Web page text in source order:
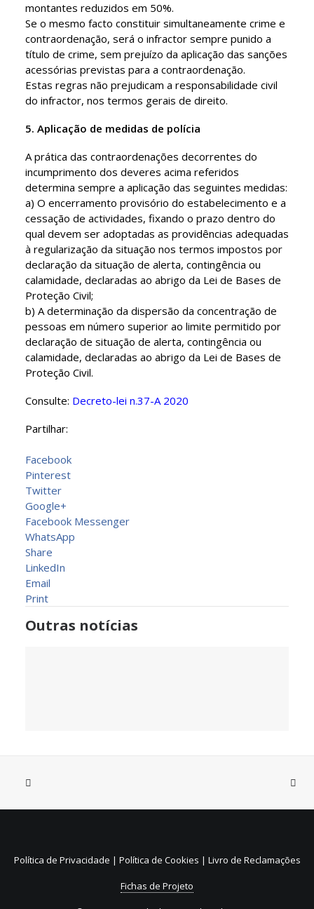
montantes reduzidos em 50%.
Se o mesmo facto constituir simultaneamente crime e
contraordenação, será o infractor sempre punido a
título de crime, sem prejuízo da aplicação das sanções
acessórias previstas para a contraordenação.
Estas regras não prejudicam a responsabilidade civil
do infractor, nos termos gerais de direito.
5. Aplicação de medidas de polícia
A prática das contraordenações decorrentes do
incumprimento dos deveres acima referidos
determina sempre a aplicação das seguintes medidas:
a) O encerramento provisório do estabelecimento e a
cessação de actividades, fixando o prazo dentro do
qual devem ser adoptadas as providências adequadas
à regularização da situação nos termos impostos por
declaração da situação de alerta, contingência ou
calamidade, declaradas ao abrigo da Lei de Bases de
Proteção Civil;
b) A determinação da dispersão da concentração de
pessoas em número superior ao limite permitido por
declaração de situação de alerta, contingência ou
calamidade, declaradas ao abrigo da Lei de Bases de
Proteção Civil.
Consulte: Decreto-lei n.37-A 2020
Partilhar:
Facebook
Pinterest
Twitter
Google+
Facebook Messenger
WhatsApp
Share
LinkedIn
Email
Print
Outras notícias
31 de Julho, 2026
Reembolso de embalagens de
bebidas não reutilizáveis (SDR)
Política de Privacidade | Política de Cookies | Livro de Reclamações
Fichas de Projeto